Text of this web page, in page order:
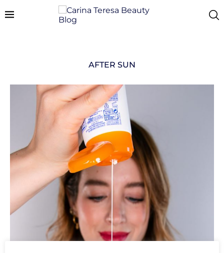
AFTER SUN